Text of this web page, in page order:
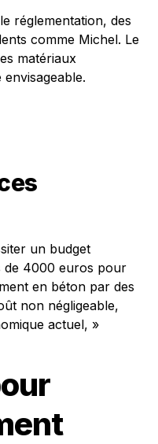
réglementation, des
comme Michel. Le
matériaux
un budget
de 4000 euros pour
en béton par des
non négligeable,
actuel, »